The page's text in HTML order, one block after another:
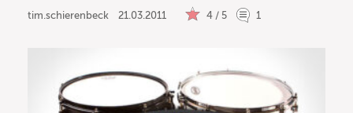
tim.schierenbeck 21.03.2011 4 / 5 1